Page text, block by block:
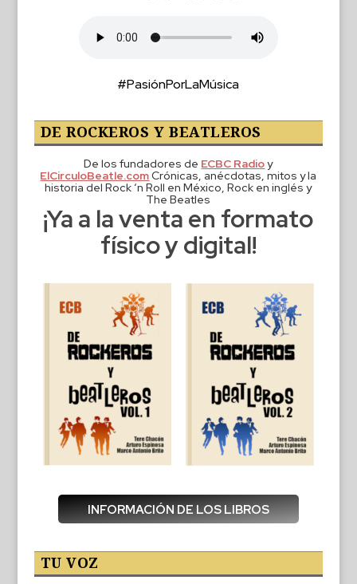
#PasiónPorLaMúsica
DE ROCKEROS Y BEATLEROS
De los fundadores de ECBC Radioy
ElCirculoBeatle.comCrónicas, anécdotas, mitos y la
historia del Rock ‘n Roll en México, Rock en inglés y
The Beatles
¡Ya a la venta en formato
físico y digital!
INFORMACIÓN DE LOS LIBROS
TU VOZ